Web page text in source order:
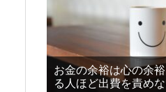
お金の余裕は心の余
る人ほど出費を責めな